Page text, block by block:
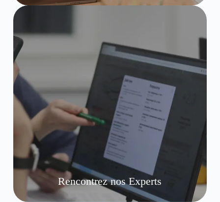
Rencontrez nos Experts